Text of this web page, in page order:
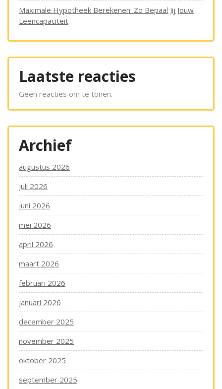
Maximale Hypotheek Berekenen: Zo Bepaal Jij Jouw
Leencapaciteit
Laatste reacties
Geen reacties om te tonen.
Archief
augustus 2026
juli 2026
juni 2026
mei 2026
april 2026
maart 2026
februari 2026
januari 2026
december 2025
november 2025
oktober 2025
september 2025